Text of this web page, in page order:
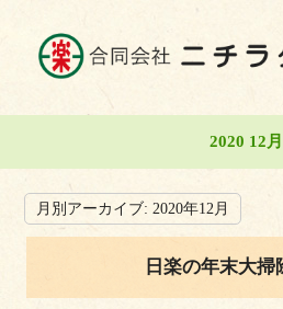
2020 12月
月別アーカイブ:2020年12月
日楽の年末大